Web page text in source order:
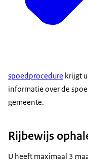
spoedprocedure krijgt
informatie over de
gemeente.
Rijbewijs
U heeft maximaal 3